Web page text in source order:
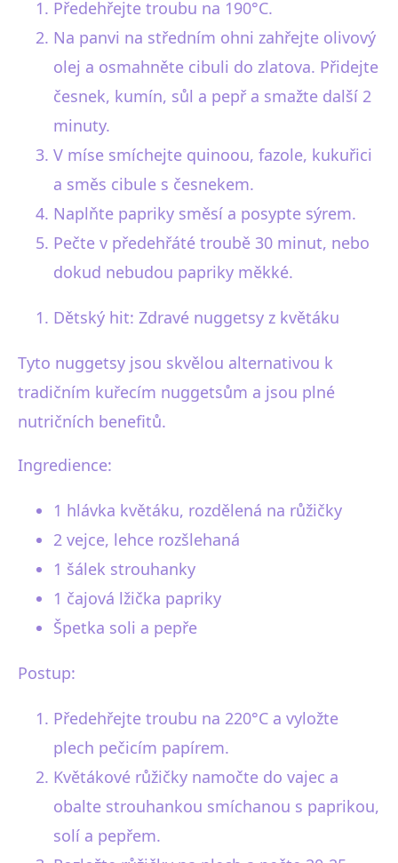
Předehřejte troubu na 190°C.
Na panvi na středním ohni zahřejte olivový
olej a osmahněte cibuli do zlatova. Přidejte
česnek, kumín, sůl a pepř a smažte další 2
minuty.
V míse smíchejte quinoou, fazole, kukuřici
a směs cibule s česnekem.
Naplňte papriky směsí a posypte sýrem.
Pečte v předehřáté troubě 30 minut, nebo
dokud nebudou papriky měkké.
Dětský hit: Zdravé nuggetsy z květáku
Tyto nuggetsy jsou skvělou alternativou k
tradičním kuřecím nuggetsům a jsou plné
nutričních benefitů.
Ingredience:
1 hlávka květáku, rozdělená na růžičky
2 vejce, lehce rozšlehaná
1 šálek strouhanky
1 čajová lžička papriky
Špetka soli a pepře
Postup:
Předehřejte troubu na 220°C a vyložte
plech pečicím papírem.
Květákové růžičky namočte do vajec a
obalte strouhankou smíchanou s paprikou,
solí a pepřem.